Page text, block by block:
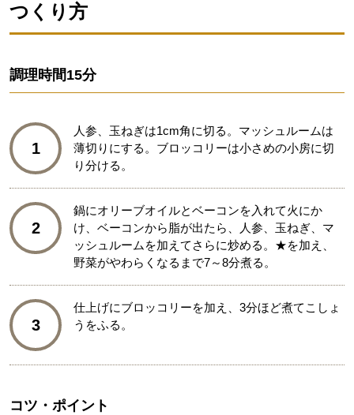
つくり方
調理時間15分
1
人参、玉ねぎは1cm角に切る。マッシュルームは
薄切りにする。ブロッコリーは小さめの小房に切
り分ける。
2
鍋にオリーブオイルとベーコンを入れて火にか
け、ベーコンから脂が出たら、人参、玉ねぎ、マ
ッシュルームを加えてさらに炒める。★を加え、
野菜がやわらくなるまで7～8分煮る。
3
仕上げにブロッコリーを加え、3分ほど煮てこしょ
うをふる。
コツ・ポイント